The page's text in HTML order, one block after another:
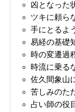
凶となった
ツキに頼ら
手にとるよ
易経の基礎
時の変遷過
時流に乗る
佐久間象山
苦しみのた
占い師の役